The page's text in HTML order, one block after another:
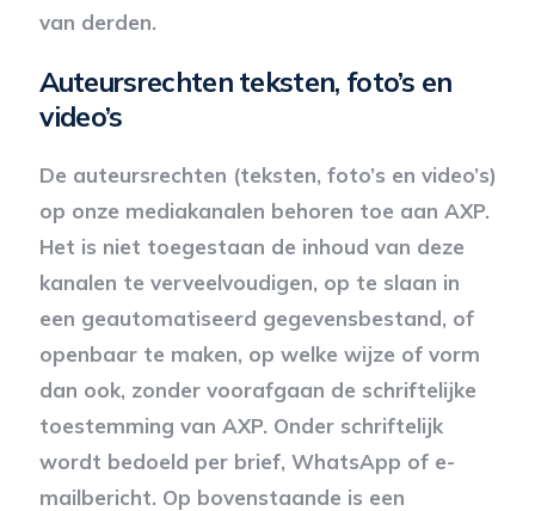
van derden.
Auteursrechten teksten, foto’s en
video’s
De auteursrechten (teksten, foto’s en video’s)
op onze mediakanalen behoren toe aan AXP.
Het is niet toegestaan de inhoud van deze
kanalen te verveelvoudigen, op te slaan in
een geautomatiseerd gegevensbestand, of
openbaar te maken, op welke wijze of vorm
dan ook, zonder voorafgaan de schriftelijke
toestemming van AXP. Onder schriftelijk
wordt bedoeld per brief, WhatsApp of e-
mailbericht. Op bovenstaande is een